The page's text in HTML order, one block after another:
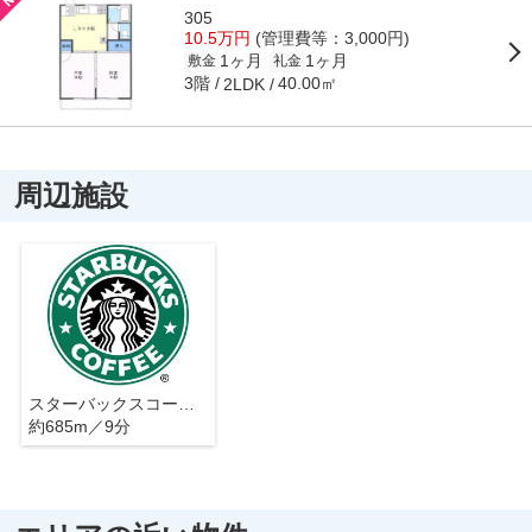
305
10.5万円 (管理費等：3,000円)
敷金 1ヶ月 礼金 1ヶ月
3階 2LDK 40.00㎡
周辺施設
スターバックスコーヒー nonowa武蔵小金井店
約685m／9分